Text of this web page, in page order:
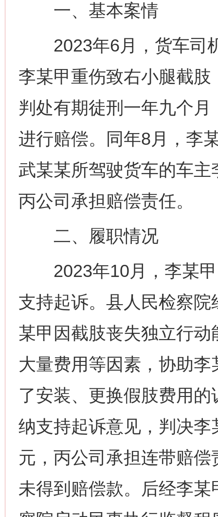
一、基本案情
2023年6月，货车司
李某甲重伤致右小腿截
判处有期徒刑一年九个
进行赔偿。同年8月，李
武某某所驾驶货车的车
丙公司承担赔偿责任。
二、履职情况
2023年10月，李某甲
支持起诉。县人民检察
某甲因截肢丧失独立行
大量费用等因素，协助
了安装、更换假肢费用
纳支持起诉意见，判决
元，丙公司承担连带赔
未得到赔偿款。后经李